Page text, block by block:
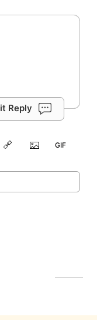
Reply